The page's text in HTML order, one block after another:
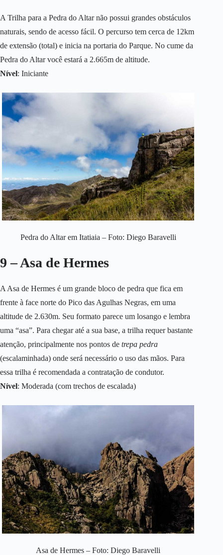
A Trilha para a Pedra do Altar não possui grandes obstáculos
naturais, sendo de acesso fácil. O percurso tem cerca de 12km
de extensão (total) e inicia na portaria do Parque. No cume da
Pedra do Altar você estará a 2.665m de altitude.
Nível: Iniciante
Pedra do Altar em Itatiaia – Foto: Diego Baravelli
9 – Asa de Hermes
A Asa de Hermes é um grande bloco de pedra que fica em
frente à face norte do Pico das Agulhas Negras, em uma
altitude de 2.630m. Seu formato parece um losango e lembra
uma “asa”. Para chegar até a sua base, a trilha requer bastante
atenção, principalmente nos pontos de trepa pedra
(escalaminhada) onde será necessário o uso das mãos. Para
essa trilha é recomendada a contratação de condutor.
Nível: Moderada (com trechos de escalada)
Asa de Hermes – Foto: Diego Baravelli